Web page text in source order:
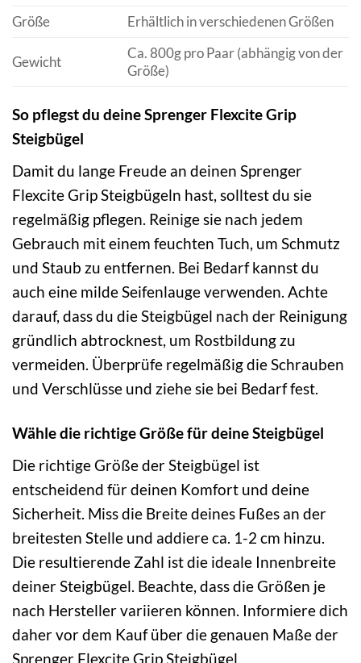
Größe
Erhältlich in verschiedenen Größen
Gewicht
Ca. 800g pro Paar (abhängig von der
Größe)
So pflegst du deine Sprenger Flexcite Grip
Steigbügel
Damit du lange Freude an deinen Sprenger
Flexcite Grip Steigbügeln hast, solltest du sie
regelmäßig pflegen. Reinige sie nach jedem
Gebrauch mit einem feuchten Tuch, um Schmutz
und Staub zu entfernen. Bei Bedarf kannst du
auch eine milde Seifenlauge verwenden. Achte
darauf, dass du die Steigbügel nach der Reinigung
gründlich abtrocknest, um Rostbildung zu
vermeiden. Überprüfe regelmäßig die Schrauben
und Verschlüsse und ziehe sie bei Bedarf fest.
Wähle die richtige Größe für deine Steigbügel
Die richtige Größe der Steigbügel ist
entscheidend für deinen Komfort und deine
Sicherheit. Miss die Breite deines Fußes an der
breitesten Stelle und addiere ca. 1-2 cm hinzu.
Die resultierende Zahl ist die ideale Innenbreite
deiner Steigbügel. Beachte, dass die Größen je
nach Hersteller variieren können. Informiere dich
daher vor dem Kauf über die genauen Maße der
Sprenger Flexcite Grip Steigbügel.